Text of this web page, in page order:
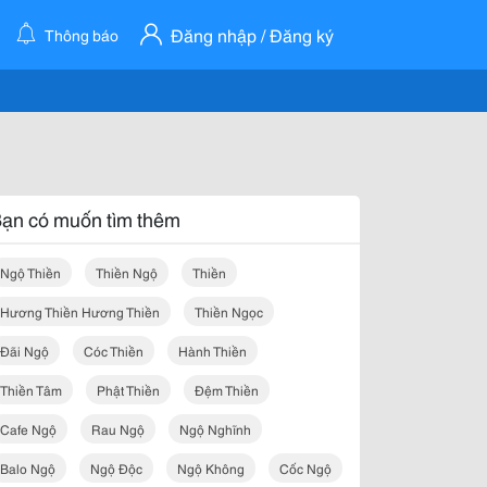
Thông báo Đăng nhập / Đăng ký
có muốn tìm thêm
Ngộ Thiền Thiền Ngộ Thiền
Hương Thiền Hương Thiền Thiền Ngọc
Đãi Ngộ Cóc Thiền Hành Thiền
Thiền Tâm Phật Thiền Đệm Thiền
Cafe Ngộ Rau Ngộ Ngộ Nghĩnh
Balo Ngộ Ngộ Độc Ngộ Không Cốc Ngộ